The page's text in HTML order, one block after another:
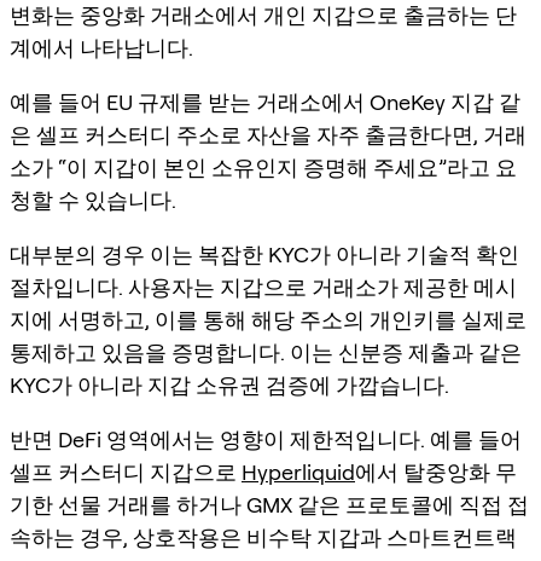
변화는 중앙화 거래소에서 개인 지갑으로 출금하는 단
계에서 나타납니다.
예를 들어 EU 규제를 받는 거래소에서 OneKey 지갑 같
은 셀프 커스터디 주소로 자산을 자주 출금한다면, 거래
소가 “이 지갑이 본인 소유인지 증명해 주세요”라고 요
청할 수 있습니다.
대부분의 경우 이는 복잡한 KYC가 아니라 기술적 확인
절차입니다. 사용자는 지갑으로 거래소가 제공한 메시
지에 서명하고, 이를 통해 해당 주소의 개인키를 실제로
통제하고 있음을 증명합니다. 이는 신분증 제출과 같은
KYC가 아니라 지갑 소유권 검증에 가깝습니다.
반면 DeFi 영역에서는 영향이 제한적입니다. 예를 들어
셀프 커스터디 지갑으로 Hyperliquid에서 탈중앙화 무
기한 선물 거래를 하거나 GMX 같은 프로토콜에 직접 접
속하는 경우, 상호작용은 비수탁 지갑과 스마트컨트랙